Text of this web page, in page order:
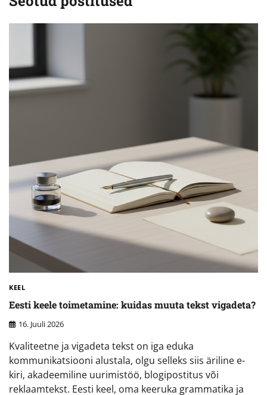
KEEL
Eesti keele toimetamine: kuidas muuta tekst vigadeta?
16. Juuli 2026
Kvaliteetne ja vigadeta tekst on iga eduka
kommunikatsiooni alustala, olgu selleks siis äriline e-
kiri, akadeemiline uurimistöö, blogipostitus või
reklaamtekst. Eesti keel, oma keeruka grammatika ja